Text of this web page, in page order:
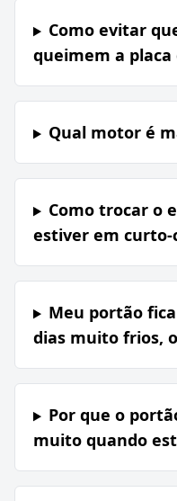
Como evitar
queimem a placa
Qual motor é
Como trocar o
estiver em curto-
Meu portão
dias muito frios,
Por que o
muito quando